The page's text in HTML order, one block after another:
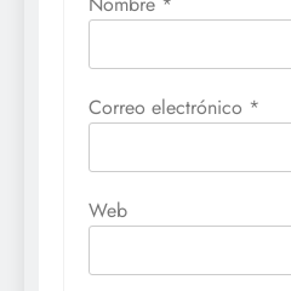
Correo electrónico *
Web